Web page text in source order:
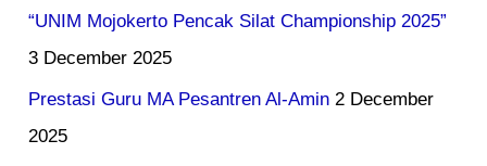
“UNIM Mojokerto Pencak Silat Championship 2025”
3 December 2025
Prestasi Guru MA Pesantren Al-Amin 2 December
2025